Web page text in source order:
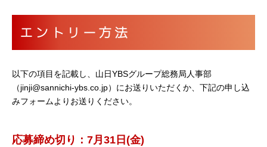
エントリー方法
以下の項目を記載し、山日YBSグループ総務局人事部
（jinji@sannichi-ybs.co.jp）にお送りいただくか、下記の申し込
みフォームよりお送りください。
応募締め切り：7月31日(金)